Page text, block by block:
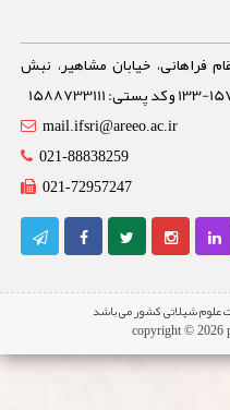
فراهانی، خیابان مشاهیر، نبش
mail.ifsri@areeo.ac.ir
021-88838259
021-72957247
علوم شیلاتی کشور می باشد
copyright © 2026